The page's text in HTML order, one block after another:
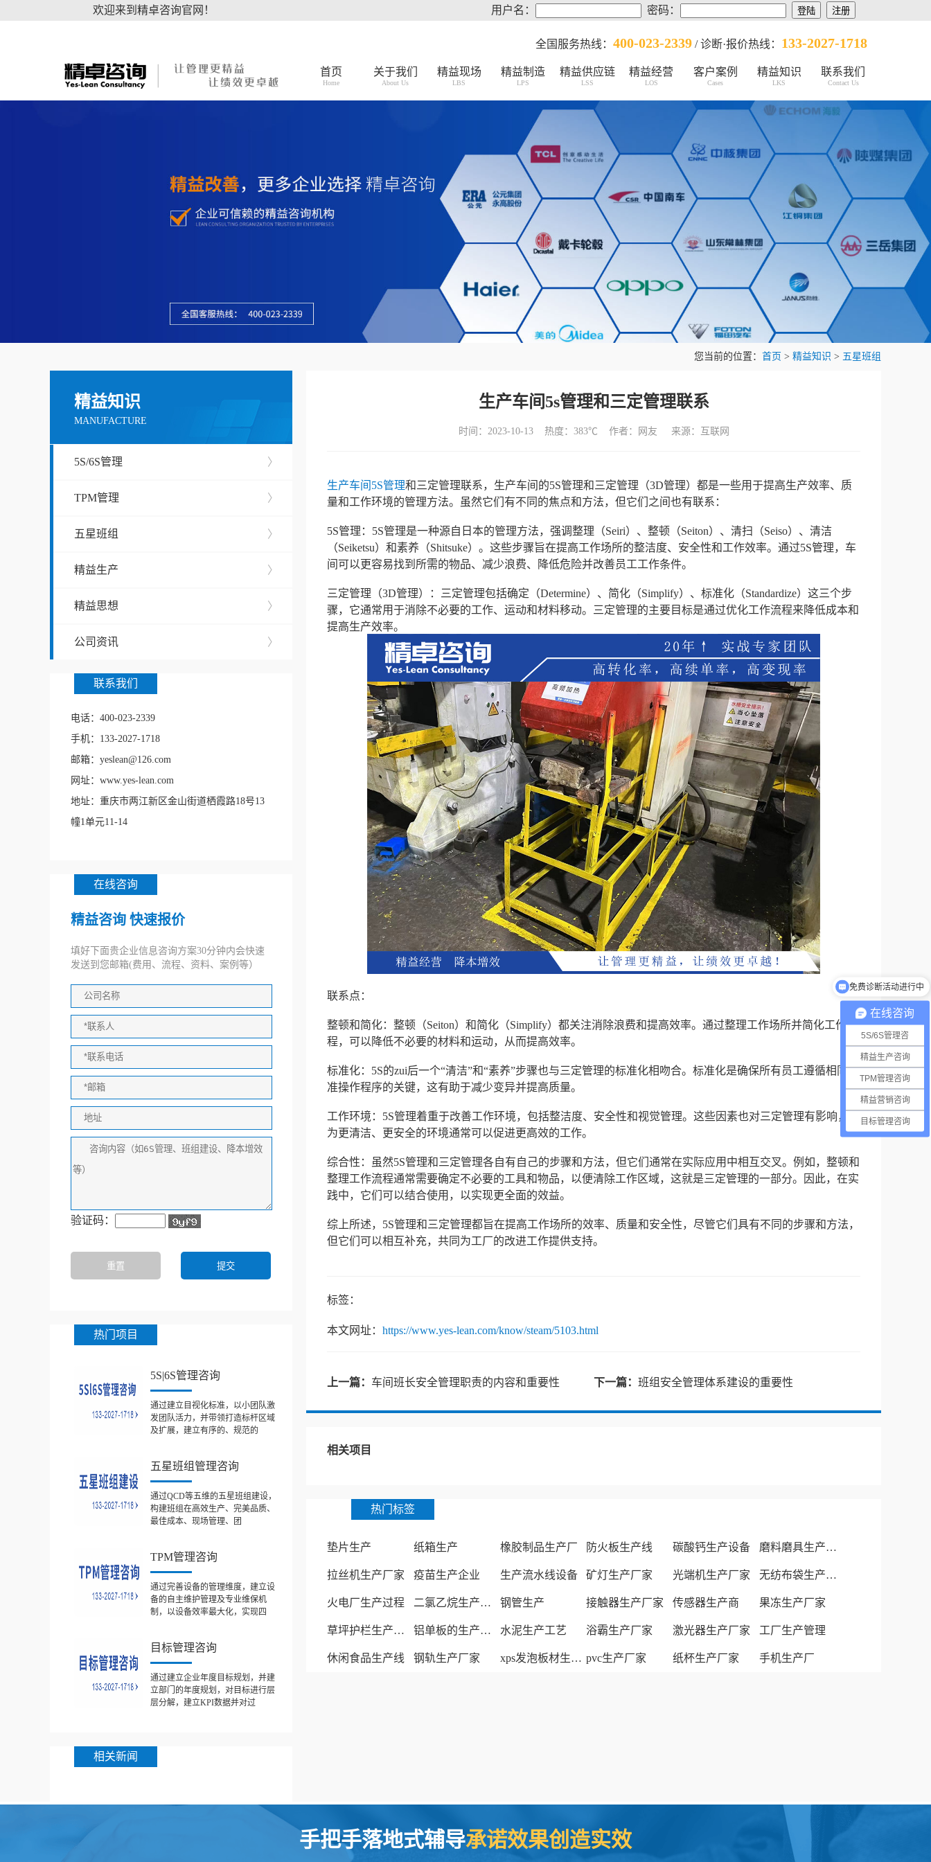
欢迎来到精卓咨询官网！ 用户名： 密码：
全国服务热线： 400-023-2339 / 诊断·报价热线： 133-2027-1718
首页
Home
关于我们
About Us
精益现场
LBS
精益制造
LPS
精益供应链
LSS
精益经营
LOS
客户案例
Cases
精益知识
LKS
联系我们
Contact Us
您当前的位置： 首页 > 精益知识 > 五星班组
精益知识
MANUFACTURE
5S/6S管理 〉
TPM管理 〉
五星班组 〉
精益生产 〉
精益思想 〉
公司资讯 〉
联系我们
电话：400-023-2339
手机：133-2027-1718
邮箱：yeslean@126.com
网址：www.yes-lean.com
地址：重庆市两江新区金山街道栖霞路18号13
幢1单元11-14
在线咨询
精益咨询 快速报价
填好下面贵企业信息咨询方案30分钟内会快速
发送到您邮箱(费用、流程、资料、案例等）
验证码：
热门项目
5S|6S管理咨询
通过建立目视化标准，以小团队激
发团队活力，并带领打造标杆区域
及扩展，建立有序的、规范的
五星班组管理咨询
通过QCD等五维的五星班组建设，
构建班组在高效生产、完美品质、
最佳成本、现场管理、团
TPM管理咨询
通过完善设备的管理维度，建立设
备的自主维护管理及专业维保机
制，以设备效率最大化，实现四
目标管理咨询
通过建立企业年度目标规划，并建
立部门的年度规划，对目标进行层
层分解，建立KPI数据并对过
相关新闻
生产车间5s管理和三定管理联系
时间：2023-10-13 热度： 383℃ 作者：网友 来源：互联网
生产车间 5S管理和三定管理联系，生产车间的5S管理和三定管理（3D管理）都是一些用于提高生产效率、质
量和工作环境的管理方法。虽然它们有不同的焦点和方法，但它们之间也有联系：
5S管理：5S管理是一种源自日本的管理方法，强调整理（Seiri）、整顿（Seiton）、清扫（Seiso）、清洁
（Seiketsu）和素养（Shitsuke）。这些步骤旨在提高工作场所的整洁度、安全性和工作效率。通过5S管理，车
间可以更容易找到所需的物品、减少浪费、降低危险并改善员工工作条件。
三定管理（3D管理）：三定管理包括确定（Determine）、简化（Simplify）、标准化（Standardize）这三个步
骤，它通常用于消除不必要的工作、运动和材料移动。三定管理的主要目标是通过优化工作流程来降低成本和
提高生产效率。
联系点：
整顿和简化：整顿（Seiton）和简化（Simplify）都关注消除浪费和提高效率。通过整理工作场所并简化工作流
程，可以降低不必要的材料和运动，从而提高效率。
标准化：5S的zui后一个“清洁”和“素养”步骤也与三定管理的标准化相吻合。标准化是确保所有员工遵循相同标
准操作程序的关键，这有助于减少变异并提高质量。
工作环境：5S管理着重于改善工作环境，包括整洁度、安全性和视觉管理。这些因素也对三定管理有影响，因
为更清洁、更安全的环境通常可以促进更高效的工作。
综合性：虽然5S管理和三定管理各自有自己的步骤和方法，但它们通常在实际应用中相互交叉。例如，整顿和
整理工作流程通常需要确定不必要的工具和物品，以便清除工作区域，这就是三定管理的一部分。因此，在实
践中，它们可以结合使用，以实现更全面的效益。
综上所述，5S管理和三定管理都旨在提高工作场所的效率、质量和安全性，尽管它们具有不同的步骤和方法，
但它们可以相互补充，共同为工厂的改进工作提供支持。
标签：
本文网址： https://www.yes-lean.com/know/steam/5103.html
上一篇： 车间班长安全管理职责的内容和重要性 下一篇： 班组安全管理体系建设的重要性
相关项目
热门标签
垫片生产 纸箱生产 橡胶制品生产厂 防火板生产线 碳酸钙生产设备 磨料磨具生产厂家
拉丝机生产厂家 疫苗生产企业 生产流水线设备 矿灯生产厂家 光端机生产厂家 无纺布袋生产厂家
火电厂生产过程 二氯乙烷生产厂家 钢管生产 接触器生产厂家 传感器生产商 果冻生产厂家
草坪护栏生产厂家 铝单板的生产厂家 水泥生产工艺 浴霸生产厂家 激光器生产厂家 工厂生产管理
休闲食品生产线 钢轨生产厂家 xps发泡板材生产线 pvc生产厂家 纸杯生产厂家 手机生产厂
手把手落地式辅导承诺效果创造实效
在线咨询
5S/6S管理咨
精益生产咨询
TPM管理咨询
精益营销咨询
目标管理咨询
方案量身定制更有效